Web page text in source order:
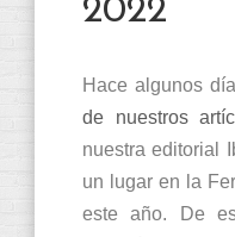
2022
Hace algunos
de nuestros
nuestra editorial
un lugar en la
este año. De